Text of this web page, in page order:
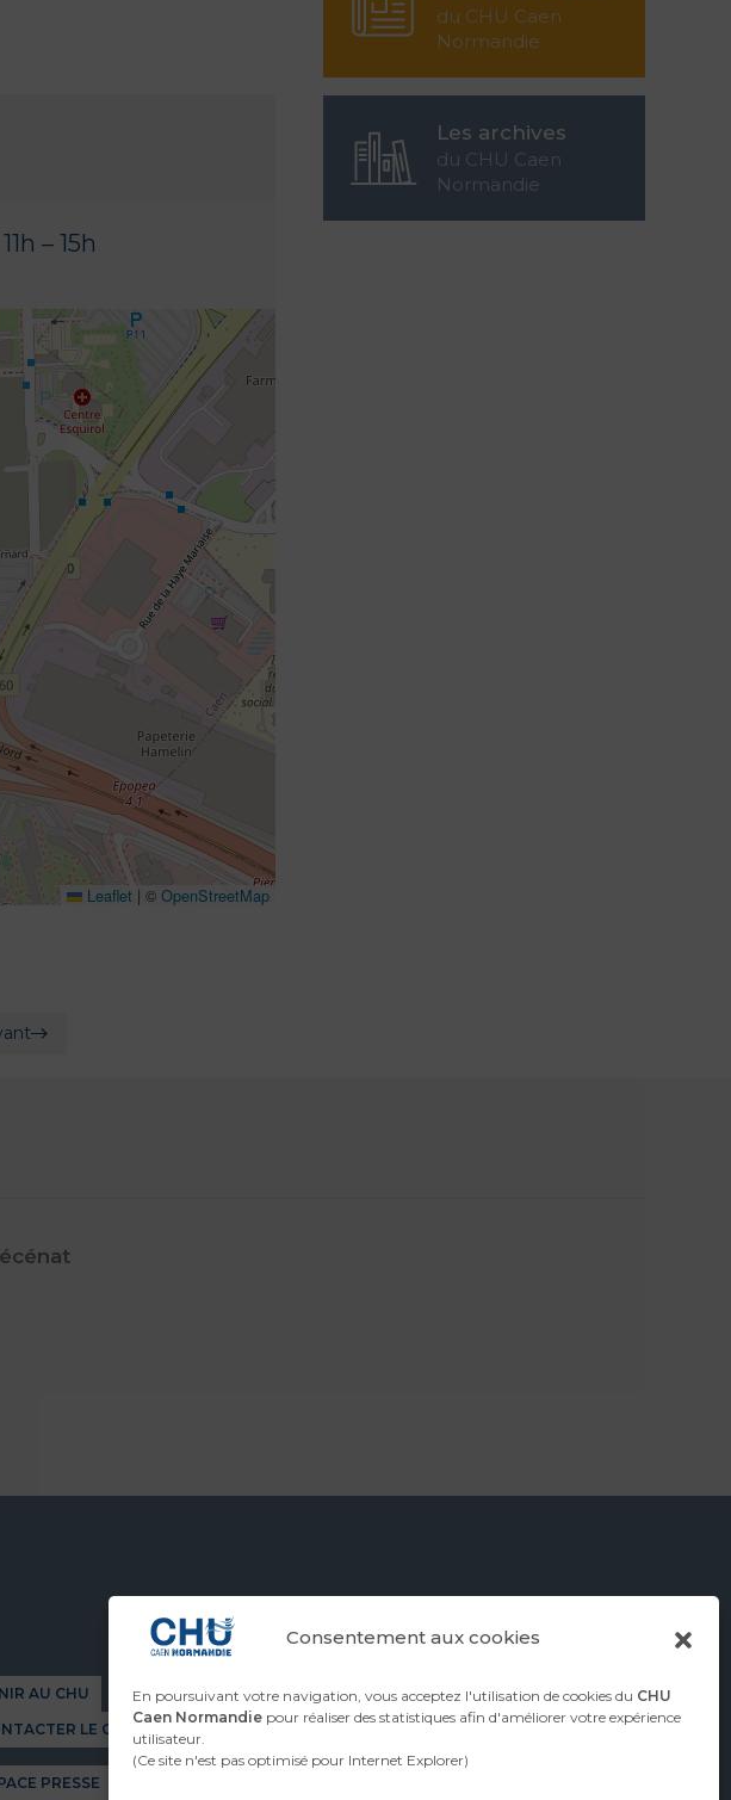
Consentement aux cookies
En poursuivant votre navigation, vous acceptez l'utilisation de cookies du CHU
Caen Normandie pour réaliser des statistiques afin d'améliorer votre expérience
utilisateur.
(Ce site n'est pas optimisé pour Internet Explorer)
11h – 15h
Leaflet | © OpenStreetMap
du CHU Caen
Normandie
Les archives
du CHU Caen
Normandie
AU CHU
LE CHU
PRESSE